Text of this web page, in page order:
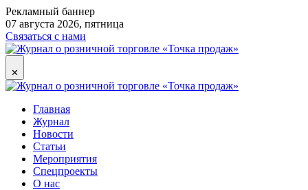
Рекламный баннер
07 августа 2026, пятница
Связаться с нами
✕
Главная
Журнал
Новости
Статьи
Мероприятия
Спецпроекты
О нас